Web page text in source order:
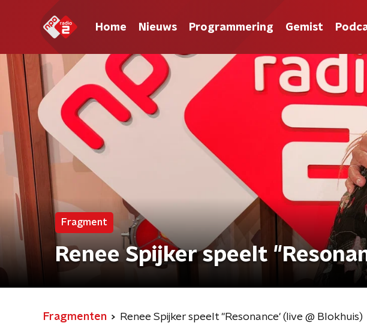
Home Nieuws Programmering Gemist
Fragment
Renee Spijker speelt
Fragmenten Renee Spijker speelt "Resonance' (live @ Blokhuis)